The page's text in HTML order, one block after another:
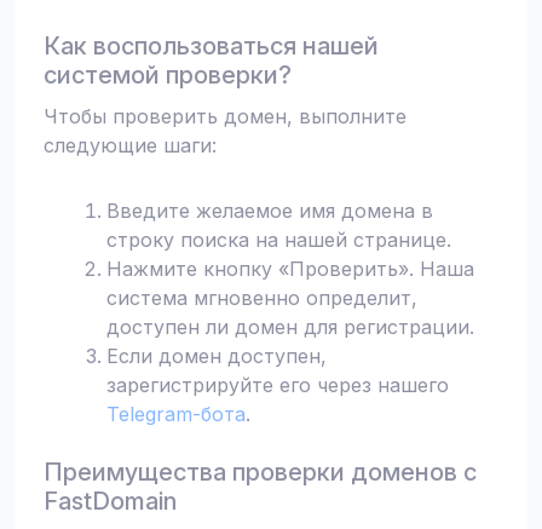
Как воспользоваться нашей
системой проверки?
Чтобы проверить домен, выполните
следующие шаги:
Введите желаемое имя домена в
строку поиска на нашей странице.
Нажмите кнопку «Проверить». Наша
система мгновенно определит,
доступен ли домен для регистрации.
Если домен доступен,
зарегистрируйте его через нашего
Telegram-бота.
Преимущества проверки доменов с
FastDomain